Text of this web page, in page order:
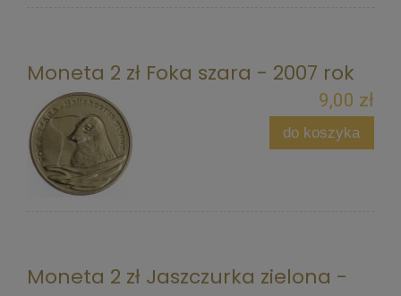
Moneta 2 zł Foka szara - 2007 rok
9,00 zł
do koszyka
Moneta 2 zł Jaszczurka zielona -